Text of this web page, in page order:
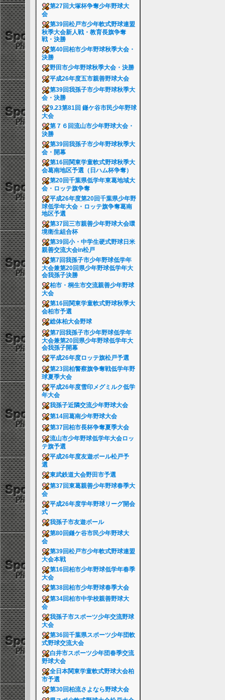
第27回大塚杯争奪少年野球大
会
第39回松戸市少年軟式野球連盟
秋季大会新人戦・教育長旗争奪
戦・決勝
第40回柏市少年野球秋季大会・
決勝
野田市少年野球秋季大会・決勝
平成26年度五市親善野球大会
第39回我孫子市少年野球秋季大
会・決勝
9.23第81回 鎌ケ谷市民少年野球
大会
第７６回流山市少年野球大会・
決勝
第39回我孫子市少年野球秋季大
会・開幕
第16回関東学童軟式野球秋季大
会葛南地区予選（日ハム杯争奪）
第20回千葉県低学年東葛地域大
会・ロッテ旗争奪
平成26年度第20回千葉県少年野
球低学年大会・ロッテ旗争奪葛南
地区予選
第37回三市親善少年野球大会環
境衛生組合杯
第39回小・中学生硬式野球日米
親善交流大会in松戸
第7回我孫子市少年野球低学年
大会兼第20回県少年野球低学年大
会我孫子決勝
柏市・桐生市交流親善少年野球
大会
第16回関東学童軟式野球秋季大
会柏市予選
総体柏大会野球
第7回我孫子市少年野球低学年
大会兼第20回県少年野球低学年大
会我孫子開幕
平成26年度ロッテ旗松戸予選
第23回柏警察旗争奪戦低学年野
球夏季大会
平成26年度雪印メグミルク低学
年大会
我孫子近隣交流少年野球大会
第14回葛南少年野球大会
第37回柏市長杯争奪夏季大会
流山市少年野球低学年大会ロッ
テ旗予選
平成26年度友遊ボール松戸予
選
東武鉄道大会野田市予選
第37回東葛親善少年野球春季大
会
平成26年度学年野球リーグ開会
式
我孫子市友遊ボール
第80回鎌ケ谷市民少年野球大
会
第39回松戸市少年軟式野球連盟
大会本戦
第16回柏市少年野球低学年春季
大会
第38回柏市少年野球春季大会
第34回柏市中学校親善野球大
会
我孫子市スポーツ少年交流野球
大会
第36回千葉県スポーツ少年団軟
式野球交流大会
白井市スポーツ少年団春季交流
野球大会
全日本関東学童軟式野球大会柏
市予選
第30回柏流さよなら野球大会